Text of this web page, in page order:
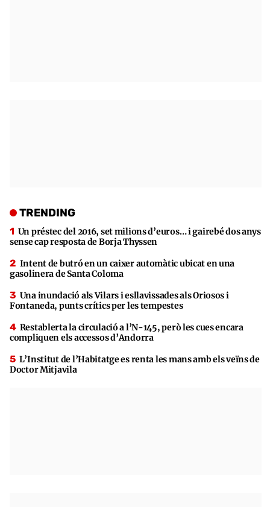
TRENDING
Un préstec del 2016, set milions d’euros… i gairebé dos anys
sense cap resposta de Borja Thyssen
Intent de butró en un caixer automàtic ubicat en una
gasolinera de Santa Coloma
Una inundació als Vilars i esllavissades als Oriosos i
Fontaneda, punts crítics per les tempestes
Restablerta la circulació a l’N-145, però les cues encara
compliquen els accessos d’Andorra
L’Institut de l’Habitatge es renta les mans amb els veïns de
Doctor Mitjavila